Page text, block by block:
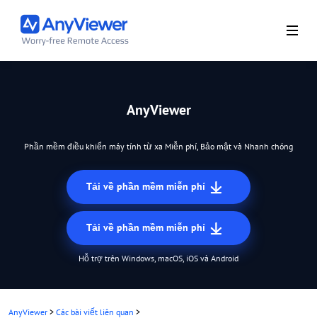
AnyViewer
Phần mềm điều khiển máy tính từ xa Miễn phí, Bảo mật và Nhanh chóng
Tải về phần mềm miễn phí
Tải về phần mềm miễn phí
Hỗ trợ trên Windows, macOS, iOS và Android
AnyViewer > Các bài viết liên quan >